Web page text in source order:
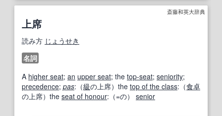
斎藤和英大辞典
上席
読み方 じょうせき
名詞
A higher seat; an upper seat; the top-seat; seniority;
precedence; pas:（級の上席）the top of the class:（食卓
の上席）the seat of honour:（=の） senior